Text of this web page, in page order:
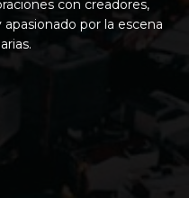
con creadores,
por la escena